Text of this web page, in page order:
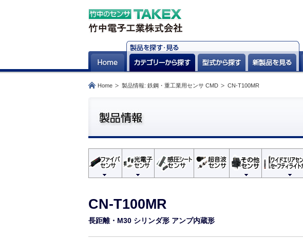
Home 製品情報: 鉄鋼・重工業用センサ CMD CN-T100MR
CN-T100MR
長距離・M30 シリンダ形 アンプ内蔵形